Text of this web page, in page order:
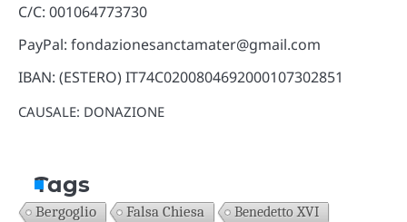
C/C: 001064773730
PayPal: fondazionesanctamater@gmail.com
IBAN: (ESTERO) IT74C0200804692000107302851
CAUSALE: DONAZIONE
Tags
Bergoglio Falsa Chiesa Benedetto XVI